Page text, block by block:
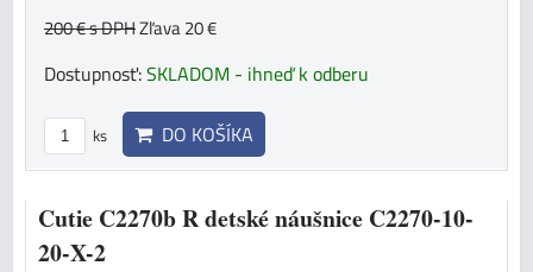
200 €s DPHZľava 20 €
Dostupnosť:SKLADOM - ihneď k odberu
ks DO KOŠÍKA
Cutie C2270b R detské náušnice C2270-10-
20-X-2